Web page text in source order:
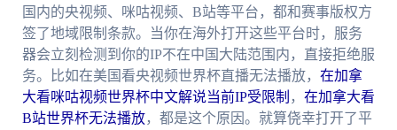
国内的央视频、咪咕视频、B站等平台，都和赛事版权方
签了地域限制条款。当你在海外打开这些平台时，服务
器会立刻检测到你的IP不在中国大陆范围内，直接拒绝服
务。比如在美国看央视频世界杯直播无法播放， 在加拿
大看咪咕视频世界杯中文解说当前IP受限制 ， 在加拿大看
B站世界杯无法播放，都是这个原因。就算侥幸打开了平